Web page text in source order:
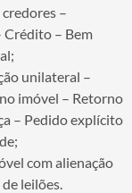
–
Crédito – Bem
unilateral –
imóvel – Retorno
– Pedido explícito
com alienação
leilões.